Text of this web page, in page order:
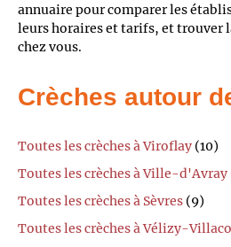
annuaire pour comparer les
leurs horaires et tarifs, et trouver
chez vous.
Crèches autour
Toutes les crèches à Viroflay (10)
Toutes les crèches à Ville-d'Avray
Toutes les crèches à Sèvres (9)
Toutes les crèches à Vélizy-